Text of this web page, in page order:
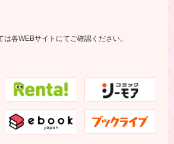
各WEBサイトにてご確認ください。